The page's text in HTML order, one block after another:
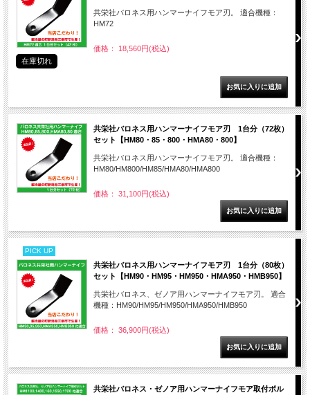
共栄社バロネス用ハンマーナイフモア刃。 適合機種：
HM72
価格： 18,560円(税込)
在庫切れ
共栄社バロネス用ハンマーナイフモア刃 1台分（72枚）
セット【HM80・85・800・HMA80・800】
共栄社バロネス用ハンマーナイフモア刃。 適合機種：
HM80/HM800/HM85/HMA80/HMA800
価格： 31,100円(税込)
PICK UP
共栄社バロネス用ハンマーナイフモア刃 1台分（80枚）
セット【HM90・HM95・HM950・HMA950・HMB950】
共栄社バロネス、ゼノア用ハンマーナイフモア刃。 適合
機種：HM90/HM95/HM950/HMA950/HMB950
価格： 36,900円(税込)
共栄社バロネス・ゼノア用ハンマーナイフモア取付ボル